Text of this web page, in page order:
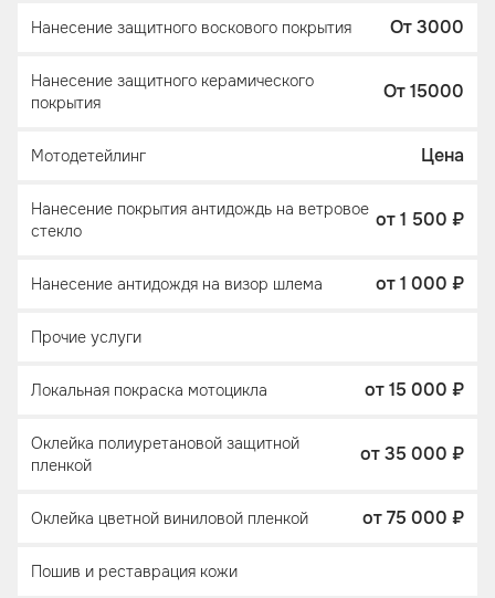
Нанесение защитного воскового покрытия От 3000
Нанесение защитного керамического
покрытия
От 15000
Мотодетейлинг Цена
Нанесение покрытия антидождь на ветровое
стекло
от 1 500 ₽
Нанесение антидождя на визор шлема от 1 000 ₽
Прочие услуги
Локальная покраска мотоцикла от 15 000 ₽
Оклейка полиуретановой защитной
пленкой
от 35 000 ₽
Оклейка цветной виниловой пленкой от 75 000 ₽
Пошив и реставрация кожи